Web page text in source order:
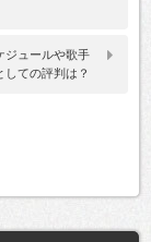
ジュールや歌手
しての評判は？